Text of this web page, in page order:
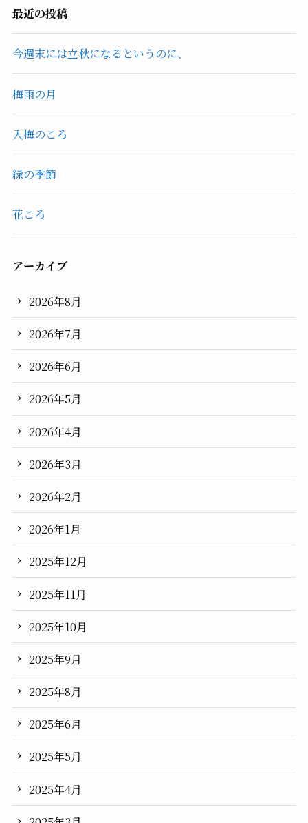
最近の投稿
今週末には立秋になるというのに、
梅雨の月
入梅のころ
緑の季節
花ころ
アーカイブ
2026年8月
2026年7月
2026年6月
2026年5月
2026年4月
2026年3月
2026年2月
2026年1月
2025年12月
2025年11月
2025年10月
2025年9月
2025年8月
2025年6月
2025年5月
2025年4月